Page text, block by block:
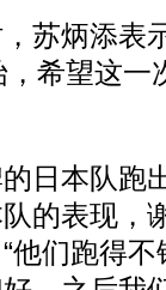
炳添表
希望这一
本队跑
的表现，
他们跑得